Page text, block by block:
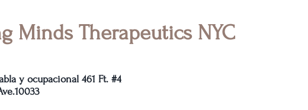
Minds Therapeutics NYC
y ocupacional 461 Ft. #4